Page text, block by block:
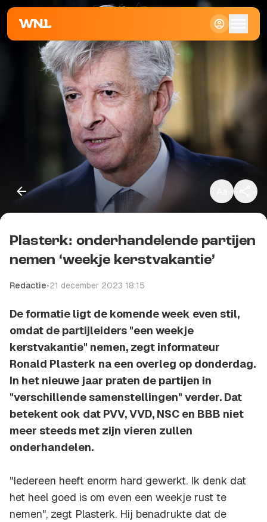
Klein
Standaard
Groot
Kopieer link
Plasterk: onderhandelende partijen
nemen ‘weekje kerstvakantie’
Redactie•21 december 2023 18:15
De formatie ligt de komende week even stil,
omdat de partijleiders "een weekje
kerstvakantie" nemen, zegt informateur
Ronald Plasterk na een overleg op donderdag.
In het nieuwe jaar praten de partijen in
"verschillende samenstellingen" verder. Dat
betekent ook dat PVV, VVD, NSC en BBB niet
meer steeds met zijn vieren zullen
onderhandelen.
"Iedereen heeft enorm hard gewerkt. Ik denk dat
het heel goed is om even een weekje rust te
nemen", zegt Plasterk. Hij benadrukte dat de